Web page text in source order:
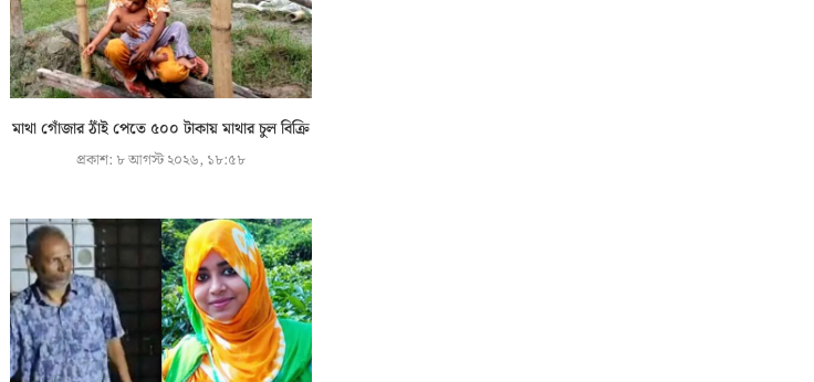
মাথা গোঁজার ঠাঁই পেতে ৫০০ টাকায় মাথার চুল বিক্রি
প্রকাশ: ৮ আগস্ট ২০২৬, ১৮:৫৮